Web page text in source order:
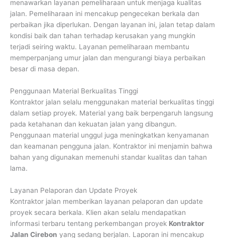
menawarkan layanan pemeliharaan untuk menjaga kualitas
jalan. Pemeliharaan ini mencakup pengecekan berkala dan
perbaikan jika diperlukan. Dengan layanan ini, jalan tetap dalam
kondisi baik dan tahan terhadap kerusakan yang mungkin
terjadi seiring waktu. Layanan pemeliharaan membantu
memperpanjang umur jalan dan mengurangi biaya perbaikan
besar di masa depan.
Penggunaan Material Berkualitas Tinggi
Kontraktor jalan selalu menggunakan material berkualitas tinggi
dalam setiap proyek. Material yang baik berpengaruh langsung
pada ketahanan dan kekuatan jalan yang dibangun.
Penggunaan material unggul juga meningkatkan kenyamanan
dan keamanan pengguna jalan. Kontraktor ini menjamin bahwa
bahan yang digunakan memenuhi standar kualitas dan tahan
lama.
Layanan Pelaporan dan Update Proyek
Kontraktor jalan memberikan layanan pelaporan dan update
proyek secara berkala. Klien akan selalu mendapatkan
informasi terbaru tentang perkembangan proyek Kontraktor
Jalan Cirebon yang sedang berjalan. Laporan ini mencakup